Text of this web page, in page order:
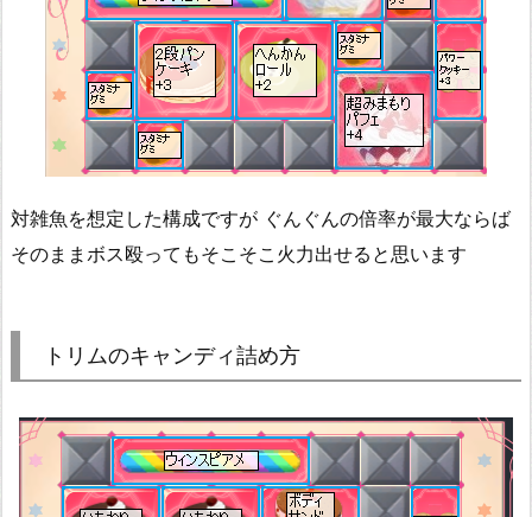
対雑魚を想定した構成ですが ぐんぐんの倍率が最大ならば
そのままボス殴ってもそこそこ火力出せると思います
トリムのキャンディ詰め方